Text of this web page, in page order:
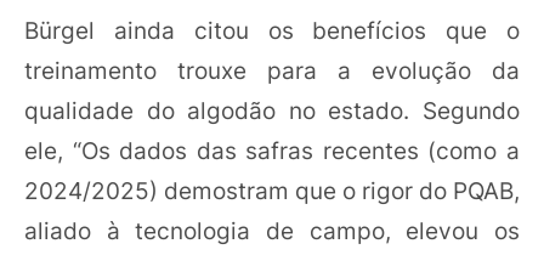
Bürgel ainda citou os benefícios que o
treinamento trouxe para a evolução da
qualidade do algodão no estado. Segundo
ele, “Os dados das safras recentes (como a
2024/2025) demostram que o rigor do PQAB,
aliado à tecnologia de campo, elevou os